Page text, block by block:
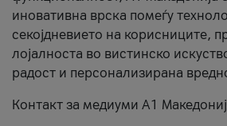
иновативна врска помеѓу
секојдневието на корисниците,
лојалноста во вистинско
радост и персонализирана
Контакт за медиуми А1